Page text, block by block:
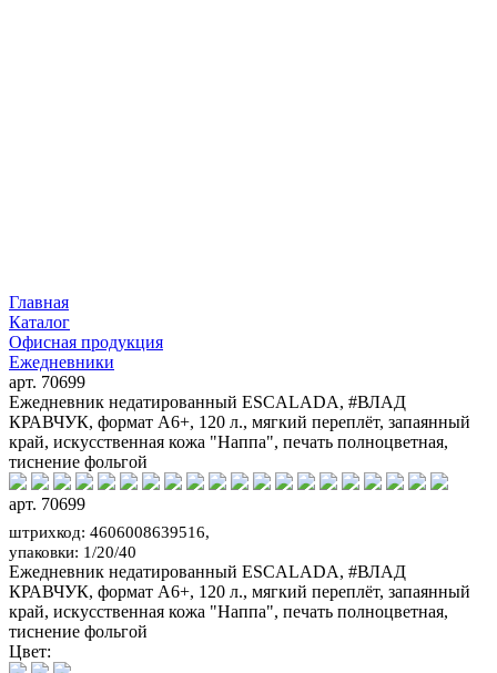
Главная
Каталог
Офисная продукция
Ежедневники
арт. 70699
Ежедневник недатированный ESCALADA, #ВЛАД
КРАВЧУК, формат А6+, 120 л., мягкий переплёт, запаянный
край, искусственная кожа "Наппа", печать полноцветная,
тиснение фольгой
арт. 70699
штрихкод: 4606008639516,
упаковки: 1/20/40
Ежедневник недатированный ESCALADA, #ВЛАД
КРАВЧУК, формат А6+, 120 л., мягкий переплёт, запаянный
край, искусственная кожа "Наппа", печать полноцветная,
тиснение фольгой
Цвет: